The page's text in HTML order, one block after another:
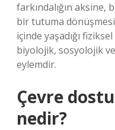
farkındalığın aksine,
bir tutuma
içinde yaşadığı
biyolojik, sosyolojik
eylemdir.
Çevre
nedir?